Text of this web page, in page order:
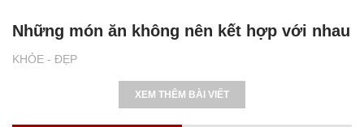
KHỎE - ĐẸP
Những món ăn không nên kết hợp với nhau
XEM THÊM BÀI VIẾT